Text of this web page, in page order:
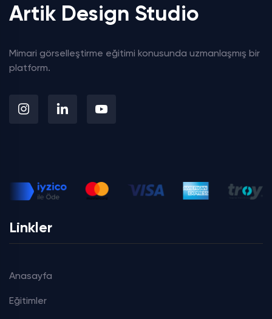
Artik Design Studio
Mimari görselleştirme eğitimi konusunda uzmanlaşmış bir
platform.
Linkler
Anasayfa
Eğitimler